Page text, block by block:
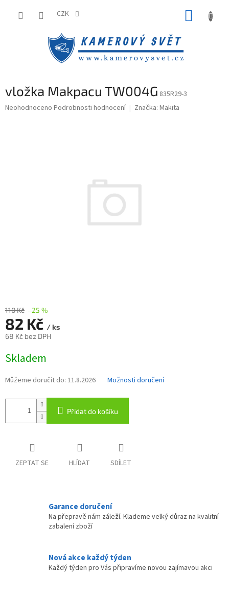
CZK
vložka Makpacu TW004G 835R29-3
Průměrné
Neohodnoceno Podrobnosti hodnocení Značka: Makita
110 Kč –25 %
82 Kč / ks
68 Kč bez DPH
cena:
Skladem
Můžeme doručit do: 11.8.2026 Možnosti doručení
Přidat do košíku
ZEPTAT SE HLÍDAT SDÍLET
Garance doručení
Na přepravě nám záleží. Klademe velký důraz na kvalitní
zabalení zboží
Nová akce každý týden
Každý týden pro Vás připravíme novou zajímavou akci